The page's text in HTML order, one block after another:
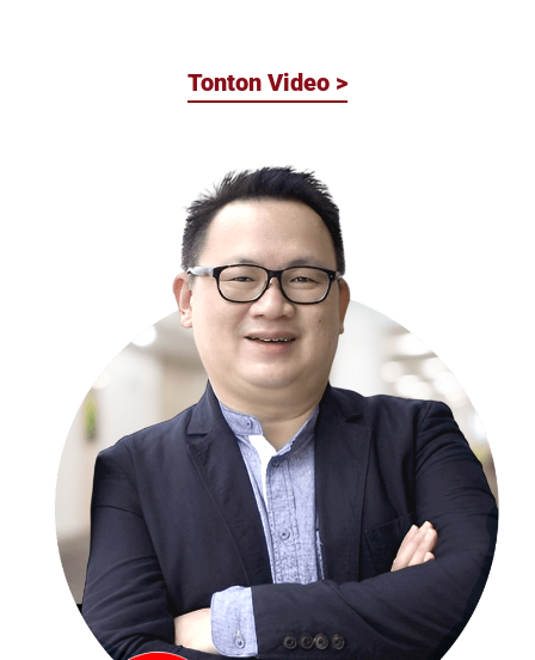
Tonton Video >